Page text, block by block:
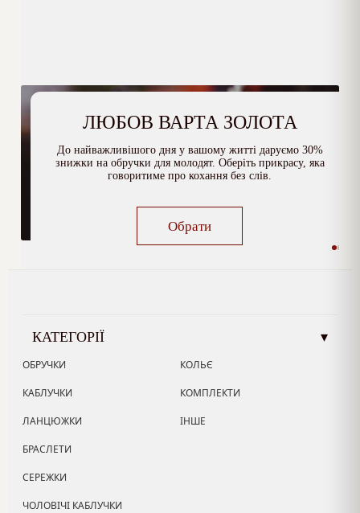
ЛЮБОВ ВАРТА ЗОЛОТА
До найважливішого дня у вашому житті даруємо 30%
знижки на обручки для молодят. Оберіть прикрасу, яка
говоритиме про кохання без слів.
Обрати
КАТЕГОРІЇ ▾
ОБРУЧКИ
КАБЛУЧКИ
ЛАНЦЮЖКИ
БРАСЛЕТИ
СЕРЕЖКИ
ЧОЛОВІЧІ КАБЛУЧКИ
КОЛЬЄ
КОМПЛЕКТИ
ІНШЕ